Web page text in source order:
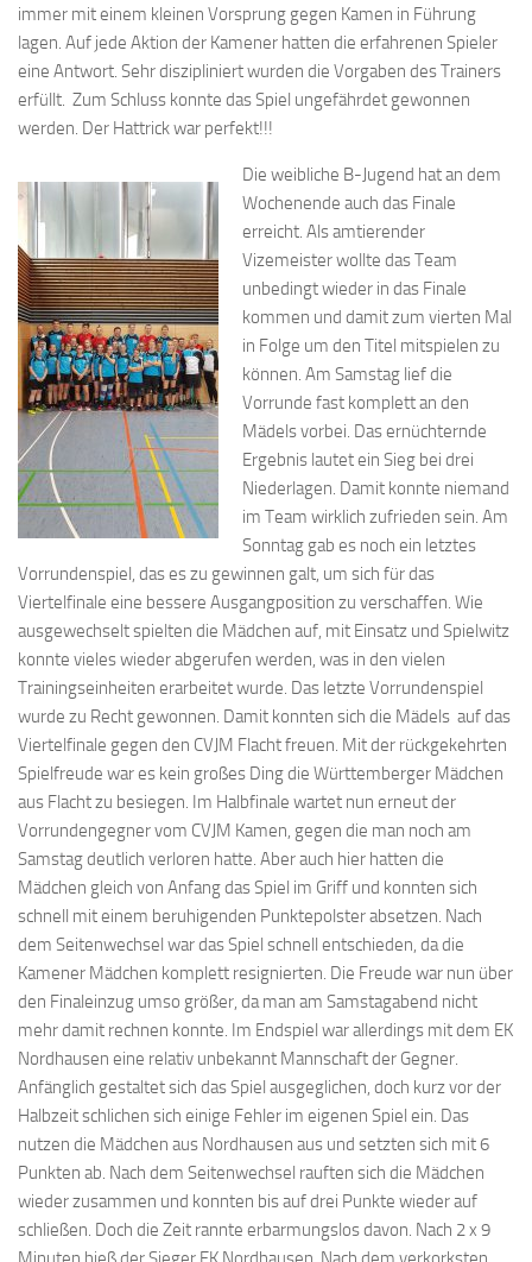
immer mit einem kleinen Vorsprung gegen Kamen in Führung
lagen. Auf jede Aktion der Kamener hatten die erfahrenen Spieler
eine Antwort. Sehr diszipliniert wurden die Vorgaben des Trainers
erfüllt. Zum Schluss konnte das Spiel ungefährdet gewonnen
werden. Der Hattrick war perfekt!!!
Die weibliche B-Jugend hat an dem
Wochenende auch das Finale
erreicht. Als amtierender
Vizemeister wollte das Team
unbedingt wieder in das Finale
kommen und damit zum vierten Mal
in Folge um den Titel mitspielen zu
können. Am Samstag lief die
Vorrunde fast komplett an den
Mädels vorbei. Das ernüchternde
Ergebnis lautet ein Sieg bei drei
Niederlagen. Damit konnte niemand
im Team wirklich zufrieden sein. Am
Sonntag gab es noch ein letztes
Vorrundenspiel, das es zu gewinnen galt, um sich für das
Viertelfinale eine bessere Ausgangposition zu verschaffen. Wie
ausgewechselt spielten die Mädchen auf, mit Einsatz und Spielwitz
konnte vieles wieder abgerufen werden, was in den vielen
Trainingseinheiten erarbeitet wurde. Das letzte Vorrundenspiel
wurde zu Recht gewonnen. Damit konnten sich die Mädels auf das
Viertelfinale gegen den CVJM Flacht freuen. Mit der rückgekehrten
Spielfreude war es kein großes Ding die Württemberger Mädchen
aus Flacht zu besiegen. Im Halbfinale wartet nun erneut der
Vorrundengegner vom CVJM Kamen, gegen die man noch am
Samstag deutlich verloren hatte. Aber auch hier hatten die
Mädchen gleich von Anfang das Spiel im Griff und konnten sich
schnell mit einem beruhigenden Punktepolster absetzen. Nach
dem Seitenwechsel war das Spiel schnell entschieden, da die
Kamener Mädchen komplett resignierten. Die Freude war nun über
den Finaleinzug umso größer, da man am Samstagabend nicht
mehr damit rechnen konnte. Im Endspiel war allerdings mit dem EK
Nordhausen eine relativ unbekannt Mannschaft der Gegner.
Anfänglich gestaltet sich das Spiel ausgeglichen, doch kurz vor der
Halbzeit schlichen sich einige Fehler im eigenen Spiel ein. Das
nutzen die Mädchen aus Nordhausen aus und setzten sich mit 6
Punkten ab. Nach dem Seitenwechsel rauften sich die Mädchen
wieder zusammen und konnten bis auf drei Punkte wieder auf
schließen. Doch die Zeit rannte erbarmungslos davon. Nach 2 x 9